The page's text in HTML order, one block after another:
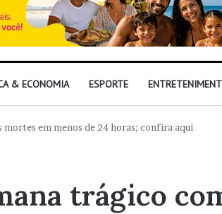
& ECONOMIA ESPORTE
em menos de 24 horas; confira aqui
trágico